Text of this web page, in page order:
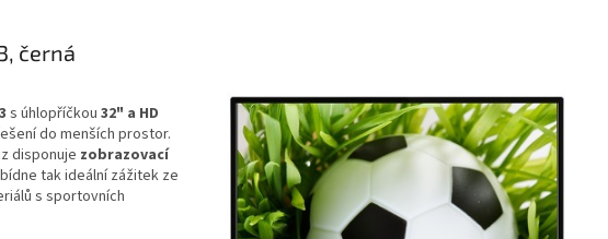
černá
s úhlopříčkou 32" a HD
do menších prostor.
disponuje zobrazovací
tak ideální zážitek ze
s sportovních